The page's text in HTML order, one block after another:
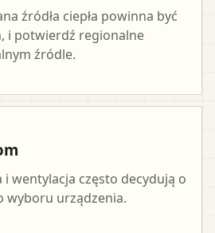
źródła ciepła powinna być
i potwierdź regionalne
źródle.
wentylacja często decydują o
wyboru urządzenia.